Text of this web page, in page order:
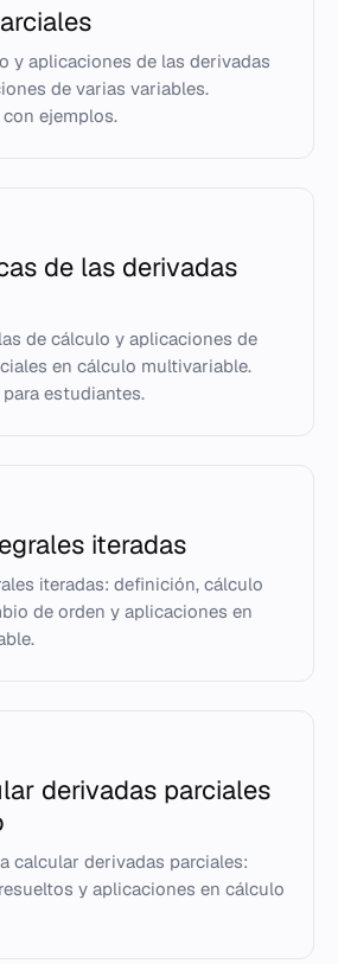
y aplicaciones de las derivadas
de varias variables.
ejemplos.
de las derivadas
de cálculo y aplicaciones de
en cálculo multivariable.
estudiantes.
iteradas
iteradas: definición, cálculo
de orden y aplicaciones en
derivadas parciales
calcular derivadas parciales:
y aplicaciones en cálculo